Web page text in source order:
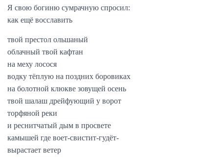
Я свою богиню сумрачную спросил:
как ещё восславить
твой престол ольшаный
облачный твой кафтан
на меху лосося
водку тёплую на поздних боровиках
на болотной клюкве зовущей осень
твой шалаш дрейфующий у ворот
торфяной реки
и реснитчатый дым в просвете
камышей где воет-свистит-гудёт-
вырастает ветер